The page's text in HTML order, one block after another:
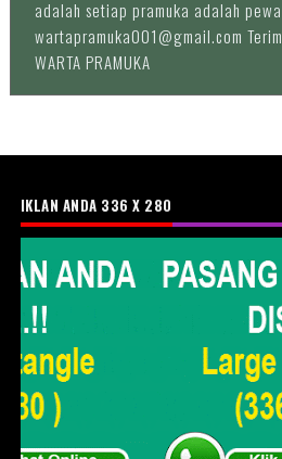
adalah setiap pramuka adalah
wartapramuka001@gmail.com
WARTA PRAMUKA
IKLAN ANDA 336 X 280